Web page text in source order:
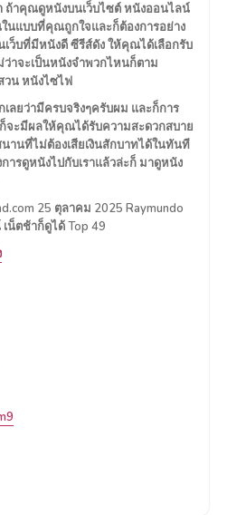
ถ้าคุณดูหนังบนเว็บไซต์ หนังออนไลน์
ในแบบที่คุณถูกใจและก็ต้องการอย่าง
เว็บที่มีหนังดี ซีรีส์ดัง ให้คุณได้เลือกรับ
าจะเป็นหนังจำพวกไหนก็ตาม
วน หนังไซไฟ
ลยว่ามีครบจริงๆครับผม และก็การ
ก็จะมีผลให้คุณได้รับความสะดวกสบาย
านที่ไม่ต้องเสียเงินสักบาทได้ในทันที
รดูหนังไปกับเราแล้วล่ะก็ มาดูหนัง
25 ตุลาคม 2025 Raymundo
ตช้าก็ดูได้ Top 49